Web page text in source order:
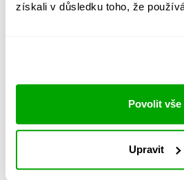
získali v důsledku toho, že
Povolit vše
Upravit
doručování týdeníku
první vydání ve vaší
příští, nejpozději přespříští